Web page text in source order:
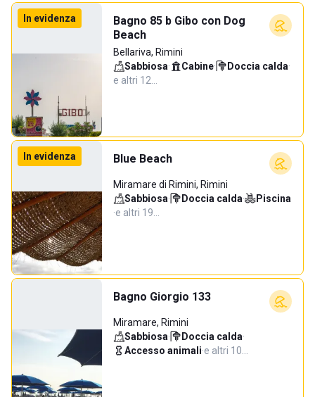
In evidenza
Bagno 85 b Gibo con Dog
Beach
Bellariva, Rimini
Sabbiosa· Cabine· Doccia calda·
e altri 12…
In evidenza Blue Beach
Miramare di Rimini, Rimini
Sabbiosa· Doccia calda·
Piscina
·e altri 19…
Bagno Giorgio 133
Miramare, Rimini
Sabbiosa· Doccia calda·
Accesso animali·e altri 10…